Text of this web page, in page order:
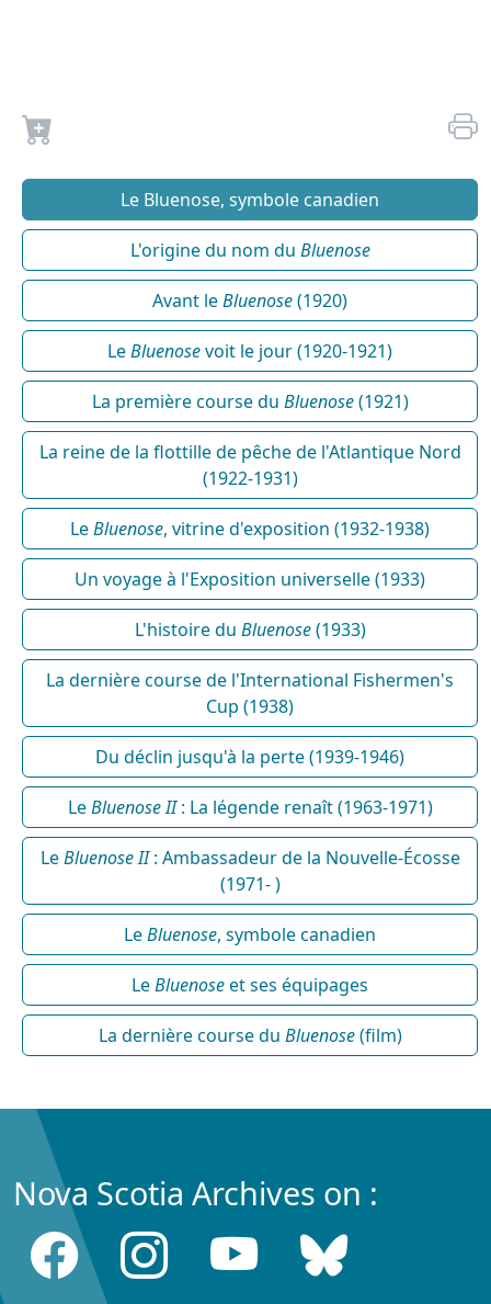
Le Bluenose, symbole canadien
L'origine du nom du Bluenose
Avant leBluenose(1920)
LeBluenosevoit le jour (1920-1921)
La première course du Bluenose(1921)
La reine de la flottille de pêche de l'Atlantique Nord
(1922-1931)
LeBluenose, vitrine d'exposition (1932-1938)
Un voyage à l'Exposition universelle (1933)
L'histoire du Bluenose(1933)
La dernière course de l'International Fishermen's
Cup (1938)
Du déclin jusqu'à la perte (1939-1946)
LeBluenose II: La légende renaît (1963-1971)
LeBluenose II: Ambassadeur de la Nouvelle-Écosse
(1971- )
LeBluenose, symbole canadien
LeBluenoseet ses équipages
La dernière course du Bluenose(film)
Nova Scotia Archives on :